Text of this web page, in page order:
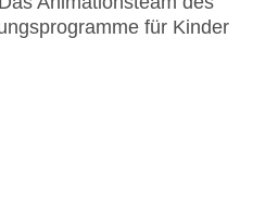
für Kinder